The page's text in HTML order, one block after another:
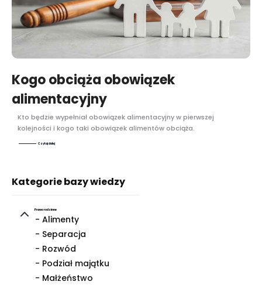
Kogo obciąża obowiązek
alimentacyjny
Kto będzie wypełniał obowiązek alimentacyjny w pierwszej
kolejności i kogo taki obowiązek alimentów obciąża.
Czytaj dalej
Kategorie bazy wiedzy
Prawo rodzinne
- Alimenty
- Separacja
- Rozwód
- Podział majątku
- Małżeństwo